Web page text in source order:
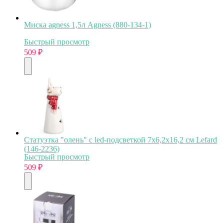
Миска agness 1,5л Agness (880-134-1)
Быстрый просмотр
509 ₽
Статуэтка "олень" с led-подсветкой 7х6,2х16,2 см Lefard
(146-2236)
Быстрый просмотр
509 ₽